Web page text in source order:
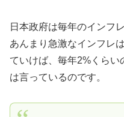
日本政府は毎年のインフ
あんまり急激なインフレ
ていけば、毎年2%くらい
は言っているのです。